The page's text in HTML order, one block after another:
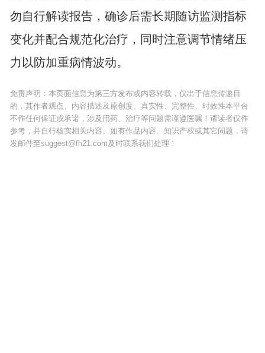
勿自行解读报告，确诊后需长期随访监测指标
变化并配合规范化治疗，同时注意调节情绪压
力以防加重病情波动。
免责声明：本页面信息为第三方发布或内容转载，仅出于信息传递目
的，其作者观点、内容描述及原创度、真实性、完整性、时效性本平台
不作任何保证或承诺，涉及用药、治疗等问题需谨遵医嘱！请读者仅作
参考，并自行核实相关内容。如有作品内容、知识产权或其它问题，请
发邮件至suggest@fh21.com及时联系我们处理！